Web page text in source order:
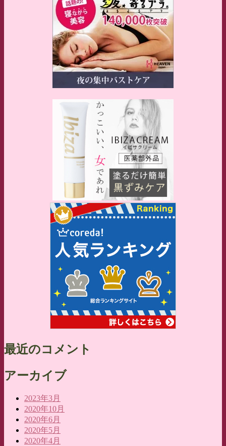
最近のコメント
アーカイブ
2023年3月
2020年10月
2020年6月
2020年5月
2020年4月